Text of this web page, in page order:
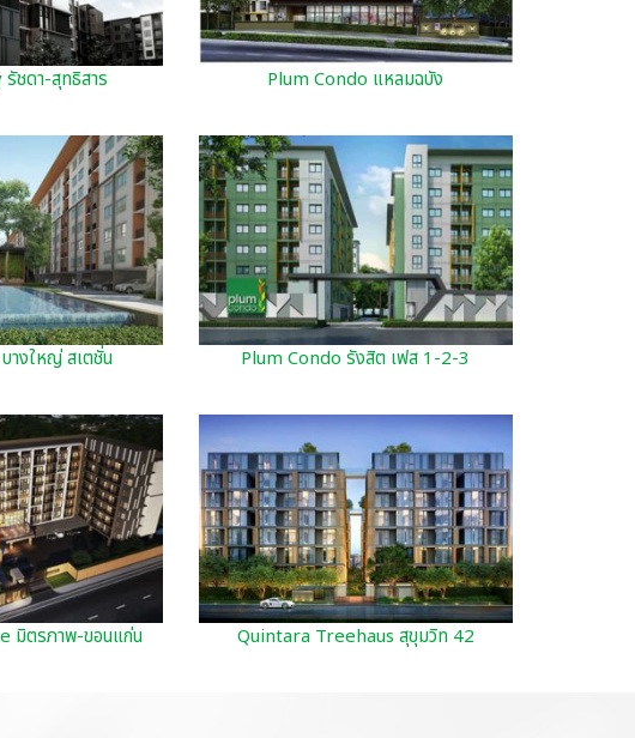
ชดา-สุทธิสาร Plum Condo แหลมฉบัง
างใหญ่ สเตชั่น Plum Condo รังสิต เฟส 1-2-3
มิตรภาพ-ขอนแก่น Quintara Treehaus สุขุมวิท 42